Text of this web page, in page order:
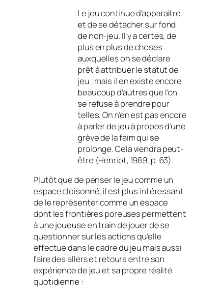
Le jeu continue d’apparaitre
et de se détacher sur fond
de non-jeu. Il y a certes, de
plus en plus de choses
auxquelles on se déclare
prêt à attribuer le statut de
jeu ; mais il en existe encore
beaucoup d’autres que l’on
se refuse à prendre pour
telles. On n’en est pas encore
à parler de jeu à propos d’une
grève de la faim qui se
prolonge. Cela viendra peut-
être (Henriot, 1989, p. 63).
Plutôt que de penser le jeu comme un
espace cloisonné, il est plus intéressant
de le représenter comme un espace
dont les frontières poreuses permettent
à une joueuse en train de jouer de se
questionner sur les actions qu’elle
effectue dans le cadre du jeu mais aussi
faire des allers et retours entre son
expérience de jeu et sa propre réalité
quotidienne :